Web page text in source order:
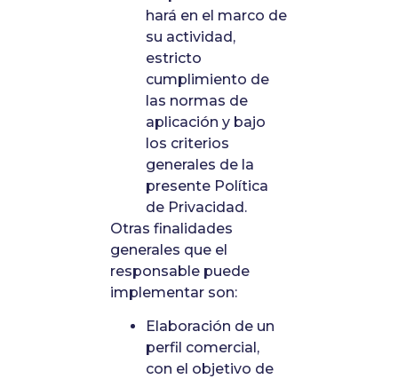
hará en el marco de
su actividad,
estricto
cumplimiento de
las normas de
aplicación y bajo
los criterios
generales de la
presente Política
de Privacidad.
Otras finalidades
generales que el
responsable puede
implementar son:
Elaboración de un
perfil comercial,
con el objetivo de